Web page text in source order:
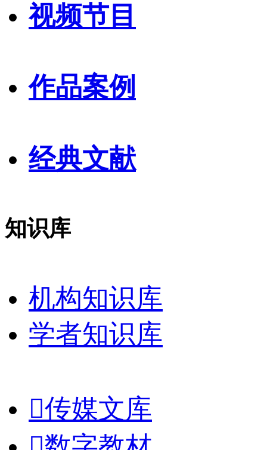
视频节目
作品案例
经典文献
知识库
机构知识库
学者知识库
传媒文库